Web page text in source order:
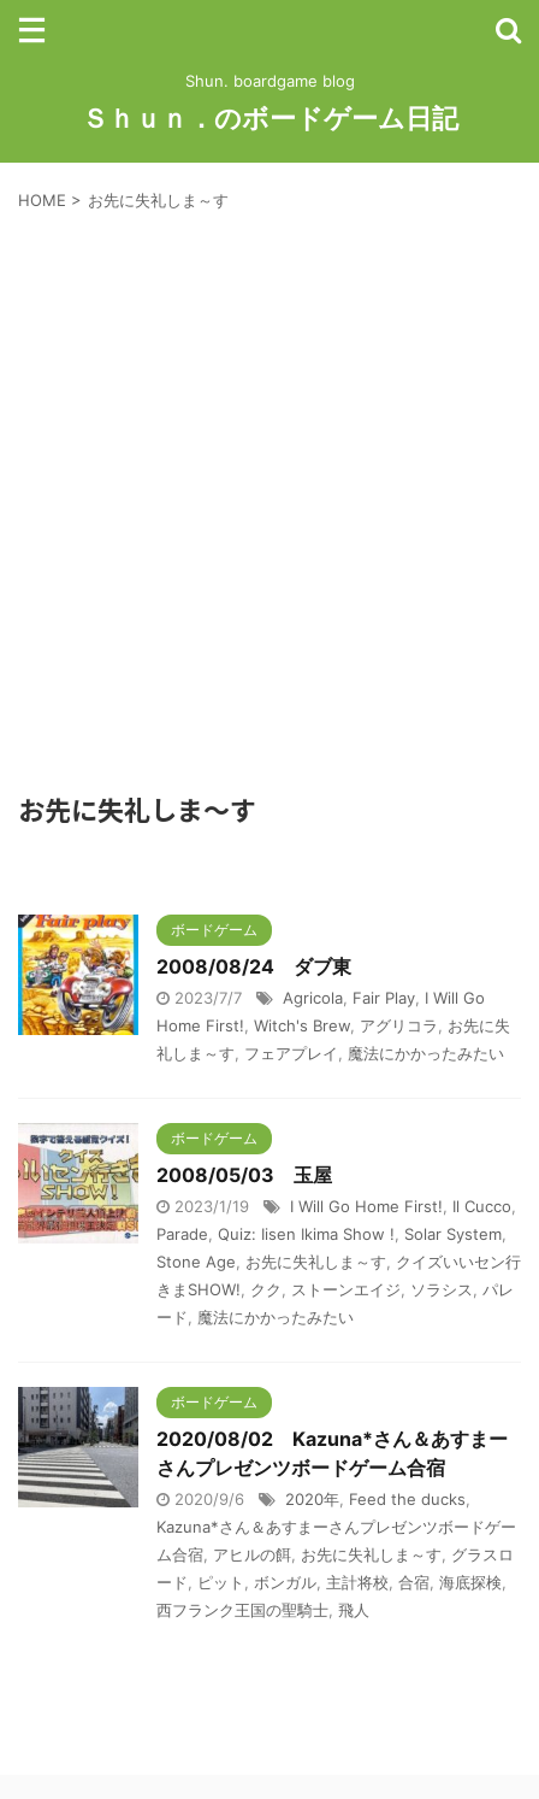
Shun. boardgame blog
Ｓｈｕｎ．のボードゲーム日記
HOME > お先に失礼しま～す
お先に失礼しま～す
ボードゲーム
2008/08/24 ダブ東
2023/7/7 Agricola Fair Play I Will Go
Home First! Witch's Brew アグリコラ
お先に失
礼しま～す
フェアプレイ 魔法にかかったみたい
ボードゲーム
2008/05/03 玉屋
2023/1/19 I Will Go Home First! Il Cucco
Parade Quiz: Iisen Ikima Show ! Solar System
Stone Age
お先に失礼しま～す
クイズいいセン行
きまSHOW!
クク ストーンエイジ ソラシス
パレ
ード
魔法にかかったみたい
ボードゲーム
2020/08/02 Kazuna*さん＆あすまー
さんプレゼンツボードゲーム合宿
2020/9/6 2020年 Feed the ducks
Kazuna*さん＆あすまーさんプレゼンツボードゲー
ム合宿 アヒルの餌 お先に失礼しま～す
グラスロ
ード
ピット ボンガル 主計将校 合宿 海底探検
西フランク王国の聖騎士 飛人